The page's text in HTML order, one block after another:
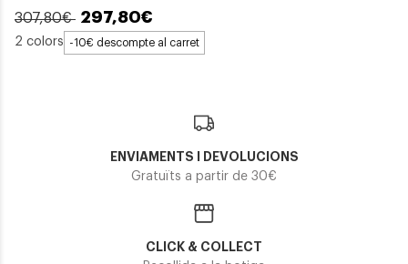
307,80€ 297,80€
2 colors -10€ descompte al carret
ENVIAMENTS I DEVOLUCIONS
Gratuïts a partir de 30€
CLICK & COLLECT